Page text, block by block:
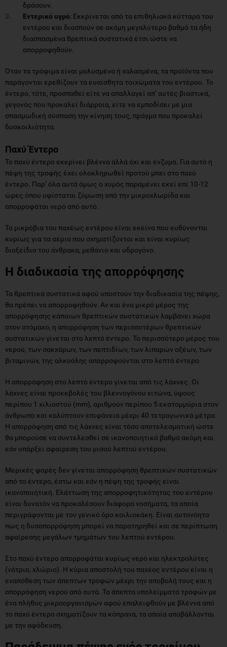
δράσουν.
Εντερικό υγρό: Εκκρίνεται από τα επιθηλιακά κύτταρα του
εντέρου και διασπούν σε ακόμη μεγαλύτερο βαθμό τα ήδη
διασπασμένα θρεπτικά συστατικά έτσι ώστε να
απορροφηθούν.
Όταν τα τρόφιμα είναι μολυσμένα ή χαλασμένα, τα προϊόντα που
παράγονται ερεθίζουν τα ευαίσθητα τοιχώματα του εντέρου. Το
έντερο, τότε, προσπαθεί είτε να απαλλαγεί απ’ αυτές βιαστικά,
γεγονός που προκαλεί διάρροια, είτε να εμποδίσει με μια
σπασμωδική σύσπαση την κίνηση τους, πράγμα που προκαλεί
δυσκοιλιότητα.
Παχύ Έντερο
Το παχύ έντερο εκκρίνει βλέννα αλλά όχι και ένζυμα. Για αυτό η
πέψη της τροφής έχει ολοκληρωθεί προτού μπει στο παχύ
έντερο. Παρ’ όλα αυτά όμως ο χυμός παραμένει εκεί επί 10-12
ώρες όπου υφίσταται ζύμωση από την μικροχλωρίδα και
απορροφάται νερό από αυτό.
Τα μικρόβια του παχέως εντέρου είναι εκείνα που ευθύνονται
κυρίως για τα αέρια που σχηματίζονται και είναι κυρίως
διοξείδιο του άνθρακα, μεθάνιο και υδρογόνο.
Η διαδικασία της απορρόφησης
Τα θρεπτικά συστατικά αφού υποστούν την διαδικασία της πέψης,
θα πρέπει να απορροφηθούν. Αν και ένα μικρό μέρος της
απορρόφησης κάποιων θρεπτικών συστατικών λαμβάνει χώρα
στον στόμαχο, η απορρόφηση των περισσοτέρων θρεπτικών
συστατικών γίνεται στο λεπτό έντερο. Το περισσότερο μέρος του
νερού, των σακχάρων, των πεπτιδίων, των λιπαρών οξέων, των
βιταμινών, της αλκοόλης απορροφούνται στο λεπτό έντερο.
Η απορρόφηση στο λεπτό έντερο γίνεται από τις λάχνες. Οι
λάχνες είναι προεκβολές του βλεννογόνου χιτώνα, ύψους
περίπου 1 χιλιοστού (mm), αριθμούν περίπου 5 εκατομμύρια στον
άνθρωπο και καλύπτουν επιφάνεια μέχρι 40 τετραγωνικά μέτρα.
Η απορρόφηση από τις λάχνες είναι τόσο αποτελεσματική ώστε
θα μπορούσε να συντελεσθεί σε ικανοποιητικό βαθμό ακόμη και
εάν υπάρξει αφαίρεση του μισού λεπτού εντέρου.
Μερικές φορές δεν γίνεται απορρόφηση θρεπτικών συστατικών
από το έντερο, έστω και εάν η πέψη της τροφής είναι
ικανοποιητική. Ελάττωση της απορροφητικότητας του εντέρου
είναι δυνατόν να προκαλέσουν διάφορα νοσήματα, τα οποία
περιγράφονται με τον γενικό όρο κοιλιοκάκη. Είναι αυτονόητο
πως η δυσαπορρόφηση μπορεί να παρατηρηθεί και σε περίπτωση
αφαίρεσης μεγάλων τμημάτων του λεπτού εντέρου.
Στο παχύ έντερο απορροφάται κυρίως νερό και ηλεκτρολύτες
(νάτριο, χλώριο). Η κύρια αποστολή του παχέος εντέρου είναι η
εναπόθεση των άπεπτων τροφών μέχρι την αποβολή τους και η
απορρόφηση νερού από αυτά. Τα άπεπτα υπολείμματα τροφών με
ένα πλήθος μικροοργανισμών αφού επαλειφθούν με βλέννα από
το παχύ έντερο σχηματίζουν τα κόπρανα, τα οποία αποβάλλονται
με την αφόδευση.